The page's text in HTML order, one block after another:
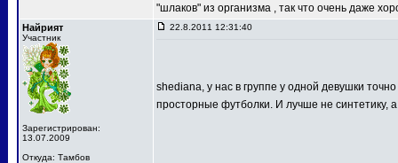
"шлаков" из организма , так что очень даже
Найрият
Участник
Зарегистрирован:
13.07.2009
Откуда: Тамбов
22.8.2011 12:31:40
shediana, у нас в группе у одной девушки
просторные футболки. И лучше не синтетику,